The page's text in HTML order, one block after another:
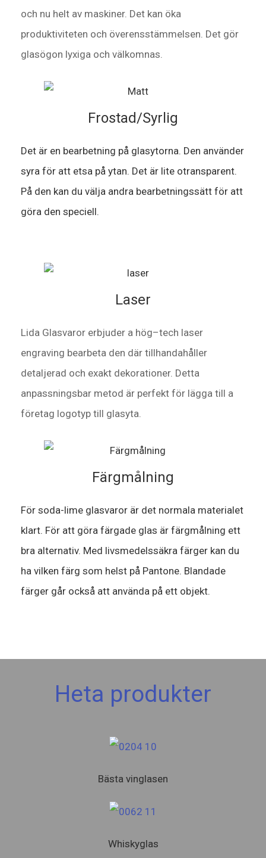
och nu helt av maskiner. Det kan öka
produktiviteten och överensstämmelsen. Det gör
glasögon lyxiga och välkomnas.
Frostad/Syrlig
Det är en bearbetning på glasytorna. Den använder
syra för att etsa på ytan. Det är lite otransparent.
På den kan du välja andra bearbetningssätt för att
göra den speciell.
Laser
Lida Glasvaror erbjuder a hög–tech laser
engraving bearbeta den där tillhandahåller
detaljerad och exakt dekorationer. Detta
anpassningsbar metod är perfekt för lägga till a
företag logotyp till glasyta.
Färgmålning
För soda-lime glasvaror är det normala materialet
klart. För att göra färgade glas är färgmålning ett
bra alternativ. Med livsmedelssäkra färger kan du
ha vilken färg som helst på Pantone. Blandade
färger går också att använda på ett objekt.
Heta produkter
Bästa vinglasen
Whiskyglas